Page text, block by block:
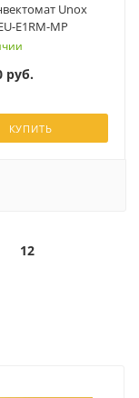
Unox
E1RM-MP
руб.
КУПИТЬ
12